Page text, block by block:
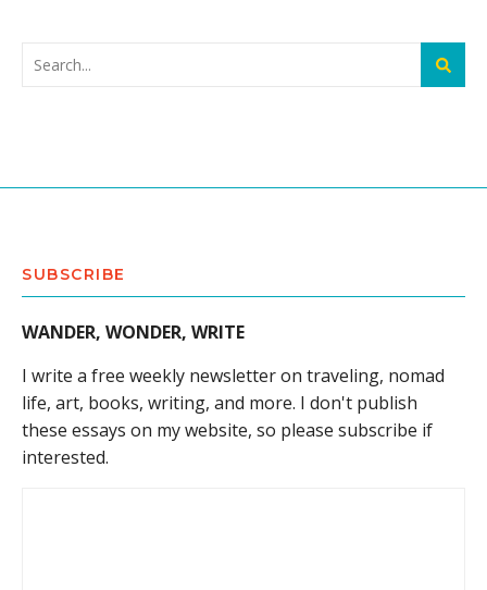
SUBSCRIBE
WANDER, WONDER, WRITE
I write a free weekly newsletter on traveling, nomad
life, art, books, writing, and more. I don't publish
these essays on my website, so please subscribe if
interested.